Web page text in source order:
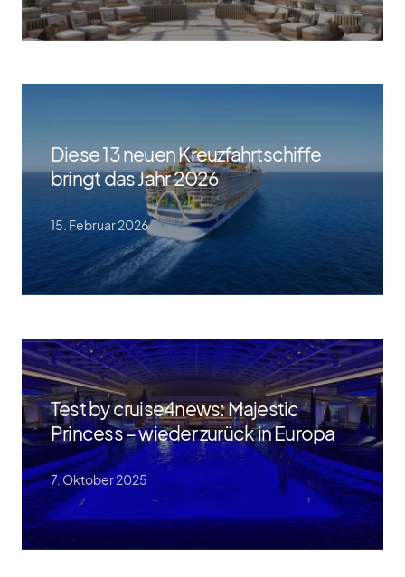
Diese 13 neuen Kreuzfahrtschiffe
bringt das Jahr 2026
15. Fe­bruar 2026
Test by cruise4news: Majestic
Princess – wieder zurück in Europa
7. Ok­to­ber 2025